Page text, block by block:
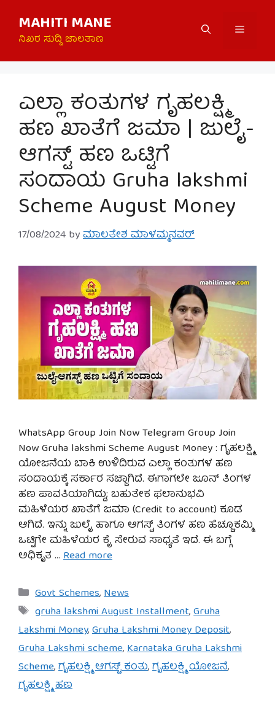
content
MAHITI MANE
ನಿಖರ ಸುದ್ದಿ ಜಾಲತಾಣ
Menu
ಎಲ್ಲಾ ಕಂತುಗಳ ಗೃಹಲಕ್ಷ್ಮಿ
ಹಣ ಖಾತೆಗೆ ಜಮಾ | ಜುಲೈ-
ಆಗಸ್ಟ್ ಹಣ ಒಟ್ಟಿಗೆ
ಸಂದಾಯ Gruha lakshmi
Scheme August Money
17/08/2024 byಮಾಲತೇಶ ಮಾಳಮ್ಮನವರ್
WhatsApp Group Join Now Telegram Group Join
Now Gruha lakshmi Scheme August Money : ಗೃಹಲಕ್ಷ್ಮಿ
ಯೋಜನೆಯ ಬಾಕಿ ಉಳಿದಿರುವ ಎಲ್ಲಾ ಕಂತುಗಳ ಹಣ
ಸಂದಾಯಕ್ಕೆ ಸರ್ಕಾರ ಸಜ್ಜಾಗಿದೆ. ಈಗಾಗಲೇ ಜೂನ್ ತಿಂಗಳ
ಹಣ ಪಾವತಿಯಾಗಿದ್ದು; ಬಹುತೇಕ ಫಲಾನುಭವಿ
ಮಹಿಳೆಯರ ಖಾತೆಗೆ ಜಮಾ (Credit to account) ಕೂಡ
ಆಗಿದೆ. ಇನ್ನು ಜುಲೈ ಹಾಗೂ ಆಗಸ್ಟ್ ತಿಂಗಳ ಹಣ ಹೆಚ್ಚೂಕಮ್ಮಿ
ಒಟ್ಟಿಗೇ ಮಹಿಳೆಯರ ಕೈ ಸೇರುವ ಸಾಧ್ಯತೆ ಇದೆ. ಈ ಬಗ್ಗೆ
ಅಧಿಕೃತ … Read more
Categories
Govt Schemes,News
Tags
gruha lakshmi August Installment,Gruha
Lakshmi Money,Gruha Lakshmi Money Deposit,
Gruha Lakshmi scheme,Karnataka Gruha Lakshmi
Scheme,ಗೃಹಲಕ್ಷ್ಮಿ ಆಗಸ್ಟ್ ಕಂತು,ಗೃಹಲಕ್ಷ್ಮಿ ಯೋಜನೆ,
ಗೃಹಲಕ್ಷ್ಮಿ ಹಣ